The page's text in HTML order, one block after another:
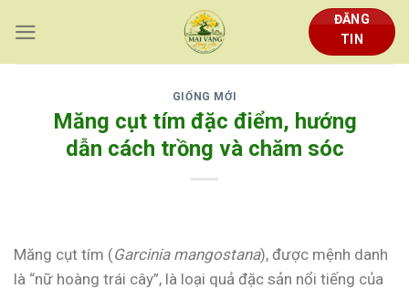
content
ĐĂNG
TIN
GIỐNG MỚI
Măng cụt tím đặc điểm, hướng
dẫn cách trồng và chăm sóc
Măng cụt tím (Garcinia mangostana), được mệnh danh
là “nữ hoàng trái cây”, là loại quả đặc sản nổi tiếng của